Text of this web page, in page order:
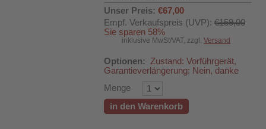
Unser Preis: €67,00
Empf. Verkaufspreis (UVP): €159,00
Sie sparen 58%
inklusive MwSt/VAT, zzgl. Versand
Optionen:
Zustand: Vorführgerät,
Garantieverlängerung: Nein, danke
Menge
in den Warenkorb